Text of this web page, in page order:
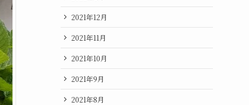
2021年12月
2021年11月
2021年10月
2021年9月
2021年8月